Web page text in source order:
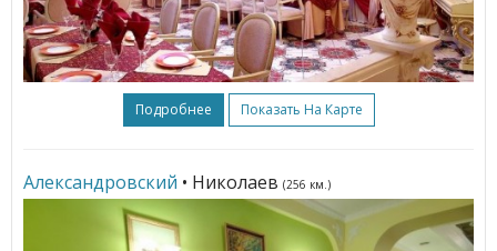
Подробнее Показать На Карте
Александровский • Николаев (256 км.)